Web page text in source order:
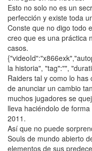
Esto no solo no es un
perfección y existe toda
Conste que no digo todo
creo que es una práctica
casos.
la historia", "tag":"",
Raiders tal y como lo
de anunciar un cambio
muchos jugadores se
lleva haciéndolo de
2011.
Así que no puede
Souls de mundo abierto
elementos de sus